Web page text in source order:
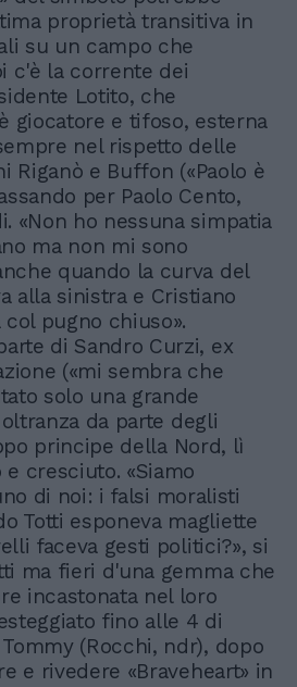
proprietà transitiva in
su un campo che
c'è la corrente dei
Lotito, che
giocatore e tifoso, esterna
nel rispetto delle
Riganò e Buffon («Paolo è
per Paolo Cento,
«Non ho nessuna simpatia
ma non mi sono
quando la curva del
alla sinistra e Cristiano
pugno chiuso».
di Sandro Curzi, ex
(«mi sembra che
solo una grande
da parte degli
principe della Nord, lì
e cresciuto. «Siamo
di noi: i falsi moralisti
Totti esponeva magliette
faceva gesti politici?», si
ma fieri d'una gemma che
incastonata nel loro
fino alle 4 di
(Rocchi, ndr), dopo
e rivedere «Braveheart» in